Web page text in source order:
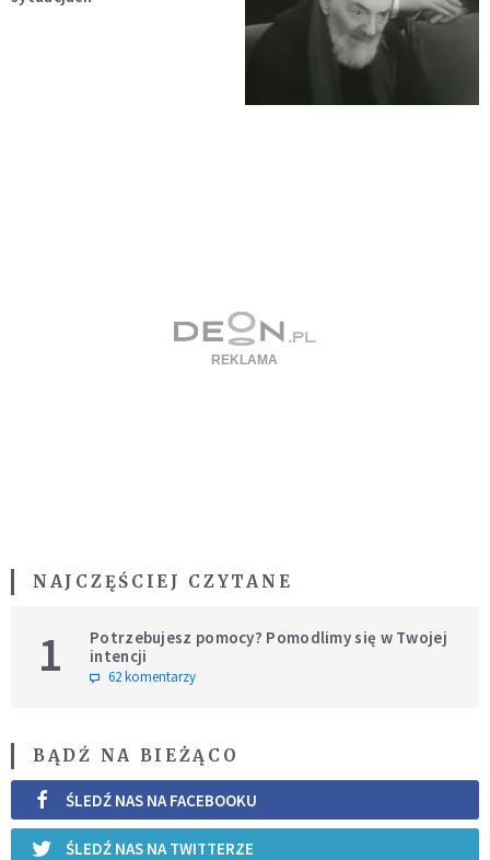
NAJCZĘŚCIEJ CZYTANE
1
Potrzebujesz pomocy? Pomodlimy się w Twojej
intencji
62 komentarzy
BĄDŹ NA BIEŻĄCO
ŚLEDŹ NAS NA FACEBOOKU
ŚLEDŹ NAS NA TWITTERZE